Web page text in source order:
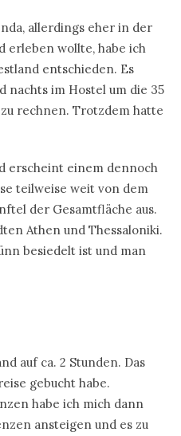
allerdings eher in der
erleben wollte, habe ich
entschieden. Es
nachts im Hostel um die 35
rechnen. Trotzdem hatte
erscheint einem dennoch
teilweise weit von dem
der Gesamtfläche aus.
Athen und Thessaloniki.
besiedelt ist und man
auf ca. 2 Stunden. Das
gebucht habe.
habe ich mich dann
ansteigen und es zu